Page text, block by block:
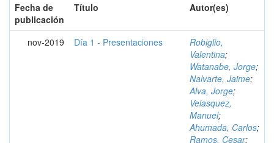
Fecha de
publicación
Título Autor(es)
nov-2019 Día 1 - Presentaciones
Robiglio,
Valentina;
Watanabe, Jorge;
Nalvarte, Jaime;
Alva, Jorge;
Velasquez,
Manuel;
Ahumada, Carlos;
Ramos, Cesar;